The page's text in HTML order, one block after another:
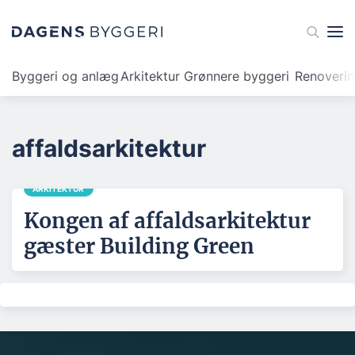
Byggeri og anlægArkitektur Grønnere byggeri
affaldsarkitektur
ARKITEKTUR
Kongen af affaldsarkitektur
gæster Building Green